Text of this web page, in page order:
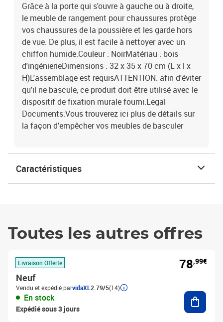
Grâce à la porte qui s'ouvre à gauche ou à droite,
le meuble de rangement pour chaussures protège
vos chaussures de la poussière et les garde hors
de vue. De plus, il est facile à nettoyer avec un
chiffon humide.Couleur : NoirMatériau : bois
d'ingénierieDimensions : 32 x 35 x 70 cm (L x l x
H)L'assemblage est requisATTENTION: afin d'éviter
qu'il ne bascule, ce produit doit être utilisé avec le
dispositif de fixation murale fourni.Legal
Documents:Vous trouverez ici plus de détails sur
la façon d'empêcher vos meubles de basculer
Caractéristiques
Toutes les autres offres
Livraison Offerte
Neuf
Vendu et expédié parvidaXL 2.79/5(14)
En stock
Expédié sous 3 jours
78,99€